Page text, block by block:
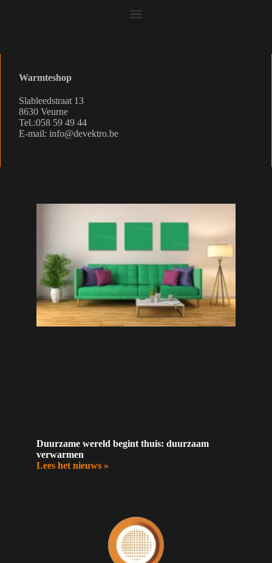
Warmteshop
Slableedstraat 13
8630 Veurne
Tel.:058 59 49 44
E-mail: info@devektro.be
Duurzame wereld begint thuis: duurzaam
verwarmen
Lees het nieuws »